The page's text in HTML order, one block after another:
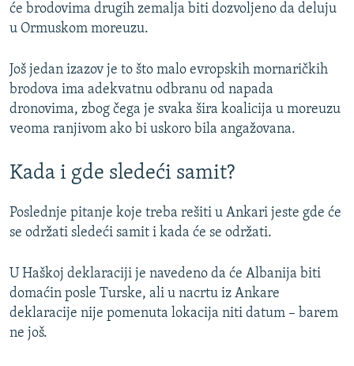
će brodovima drugih zemalja biti dozvoljeno da deluju
u Ormuskom moreuzu.
Još jedan izazov je to što malo evropskih mornaričkih
brodova ima adekvatnu odbranu od napada
dronovima, zbog čega je svaka šira koalicija u moreuzu
veoma ranjivom ako bi uskoro bila angažovana.
Kada i gde sledeći samit?
Poslednje pitanje koje treba rešiti u Ankari jeste gde će
se održati sledeći samit i kada će se održati.
U Haškoj deklaraciji je navedeno da će Albanija biti
domaćin posle Turske, ali u nacrtu iz Ankare
deklaracije nije pomenuta lokacija niti datum – barem
ne još.